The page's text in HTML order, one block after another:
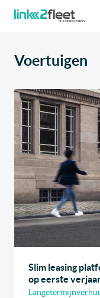
Zoeken
Voertuigen
Slim leasing
op eerste